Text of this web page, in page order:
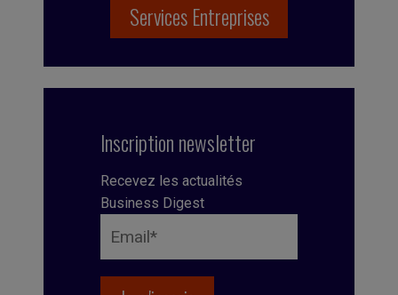
Services Entreprises
Inscription newsletter
Recevez les actualités
Business Digest